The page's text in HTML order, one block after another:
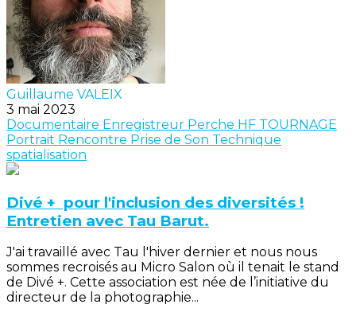
Guillaume VALEIX
3 mai 2023
Documentaire Enregistreur Perche HF TOURNAGE
Portrait Rencontre Prise de Son Technique
spatialisation
Divé + pour l'inclusion des diversités !
Entretien avec Tau Barut.
J'ai travaillé avec Tau l'hiver dernier et nous nous
sommes recroisés au Micro Salon où il tenait le stand
de Divé +. Cette association est née de l’initiative du
directeur de la photographie...